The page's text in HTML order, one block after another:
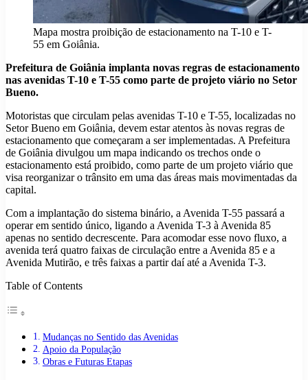
Mapa mostra proibição de estacionamento na T-10 e T-
55 em Goiânia.
Prefeitura de Goiânia implanta novas regras de estacionamento
nas avenidas T-10 e T-55 como parte de projeto viário no Setor
Bueno.
Motoristas que circulam pelas avenidas T-10 e T-55, localizadas no
Setor Bueno em Goiânia, devem estar atentos às novas regras de
estacionamento que começaram a ser implementadas. A Prefeitura
de Goiânia divulgou um mapa indicando os trechos onde o
estacionamento está proibido, como parte de um projeto viário que
visa reorganizar o trânsito em uma das áreas mais movimentadas da
capital.
Com a implantação do sistema binário, a Avenida T-55 passará a
operar em sentido único, ligando a Avenida T-3 à Avenida 85
apenas no sentido decrescente. Para acomodar esse novo fluxo, a
avenida terá quatro faixas de circulação entre a Avenida 85 e a
Avenida Mutirão, e três faixas a partir daí até a Avenida T-3.
Table of Contents
Mudanças no Sentido das Avenidas
Apoio da População
Obras e Futuras Etapas